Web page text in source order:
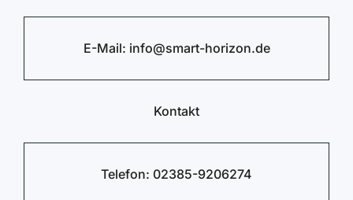
E-Mail: info@smart-horizon.de
Kontakt
Telefon: 02385-9206274